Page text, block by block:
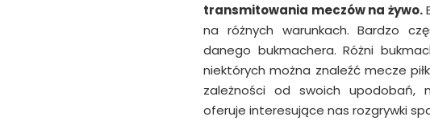
transmitowania meczów na żywo.
na różnych warunkach. Bardzo
danego bukmachera. Różni
niektórych można znaleźć mecze
zależności od swoich upodobań,
oferuje interesujące nas rozgrywki